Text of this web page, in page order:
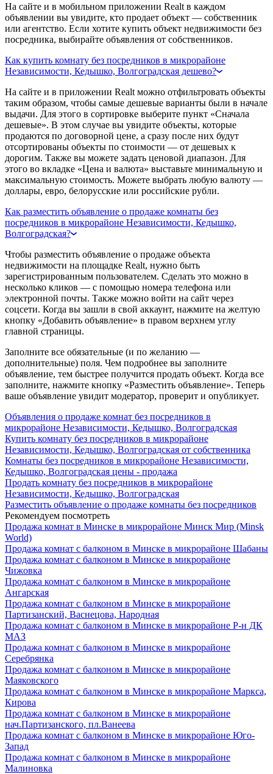
На сайте и в мобильном приложении Realt в каждом
объявлении вы увидите, кто продает объект — собственник
или агентство. Если хотите купить объект недвижимости без
посредника, выбирайте объявления от собственников.
Как купить комнату без посредников в микрорайоне
Независимости, Кедышко, Волгоградская дешево?
На сайте и в приложении Realt можно отфильтровать объекты
таким образом, чтобы самые дешевые варианты были в начале
выдачи. Для этого в сортировке выберите пункт «Сначала
дешевые». В этом случае вы увидите объекты, которые
продаются по договорной цене, а сразу после них будут
отсортированы объекты по стоимости — от дешевых к
дорогим. Также вы можете задать ценовой диапазон. Для
этого во вкладке «Цена и валюта» выставьте минимальную и
максимальную стоимость. Можете выбрать любую валюту —
доллары, евро, белорусские или российские рубли.
Как разместить объявление о продаже комнаты без
посредников в микрорайоне Независимости, Кедышко,
Волгоградская?
Чтобы разместить объявление о продаже объекта
недвижимости на площадке Realt, нужно быть
зарегистрированным пользователем. Сделать это можно в
несколько кликов — с помощью номера телефона или
электронной почты. Также можно войти на сайт через
соцсети. Когда вы зашли в свой аккаунт, нажмите на желтую
кнопку «Добавить объявление» в правом верхнем углу
главной страницы.
Заполните все обязательные (и по желанию —
дополнительные) поля. Чем подробнее вы заполните
объявление, тем быстрее получится продать объект. Когда все
заполните, нажмите кнопку «Разместить объявление». Теперь
ваше объявление увидит модератор, проверит и опубликует.
Объявления о продаже комнат без посредников в
микрорайоне Независимости, Кедышко, Волгоградская
Купить комнату без посредников в микрорайоне
Независимости, Кедышко, Волгоградская от собственника
Комнаты без посредников в микрорайоне Независимости,
Кедышко, Волгоградская цены - продажа
Продать комнату без посредников в микрорайоне
Независимости, Кедышко, Волгоградская
Разместить объявление о продаже комнаты без посредников
Рекомендуем посмотреть
Продажа комнат в Минске в микрорайоне Минск Мир (Minsk
World)
Продажа комнат с балконом в Минске в микрорайоне Шабаны
Продажа комнат с балконом в Минске в микрорайоне
Чижовка
Продажа комнат с балконом в Минске в микрорайоне
Ангарская
Продажа комнат с балконом в Минске в микрорайоне
Партизанский, Васнецова, Народная
Продажа комнат с балконом в Минске в микрорайоне Р-н ДК
МАЗ
Продажа комнат с балконом в Минске в микрорайоне
Серебрянка
Продажа комнат с балконом в Минске в микрорайоне
Маяковского
Продажа комнат с балконом в Минске в микрорайоне Маркса,
Кирова
Продажа комнат с балконом в Минске в микрорайоне
нач.Партизанского, пл.Ванеева
Продажа комнат с балконом в Минске в микрорайоне Юго-
Запад
Продажа комнат с балконом в Минске в микрорайоне
Малиновка